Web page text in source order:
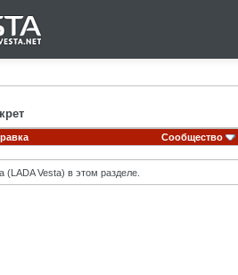
Сообщество
(LADA Vesta) в этом разделе.